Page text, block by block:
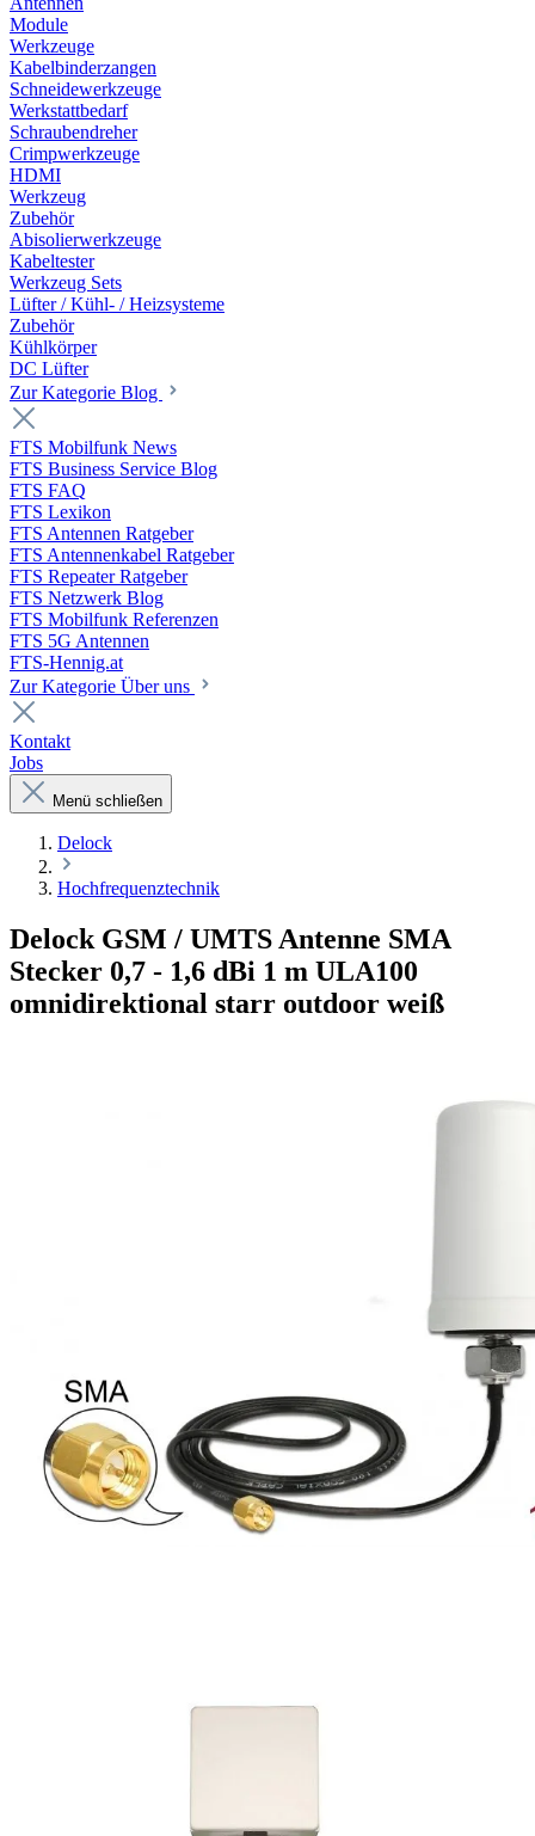
Module
Werkzeuge
Kabelbinderzangen
Schneidewerkzeuge
Werkstattbedarf
Schraubendreher
Crimpwerkzeuge
HDMI
Werkzeug
Zubehör
Abisolierwerkzeuge
Kabeltester
Werkzeug Sets
Lüfter / Kühl- / Heizsysteme
Zubehör
Kühlkörper
DC Lüfter
Zur Kategorie Blog
FTS Mobilfunk News
FTS Business Service Blog
FTS FAQ
FTS Lexikon
FTS Antennen Ratgeber
FTS Antennenkabel Ratgeber
FTS Repeater Ratgeber
FTS Netzwerk Blog
FTS Mobilfunk Referenzen
FTS 5G Antennen
FTS-Hennig.at
Zur Kategorie Über uns
Kontakt
Jobs
Menü schließen
Delock
Hochfrequenztechnik
Delock GSM / UMTS Antenne SMA
Stecker 0,7 - 1,6 dBi 1 m ULA100
omnidirektional starr outdoor weiß